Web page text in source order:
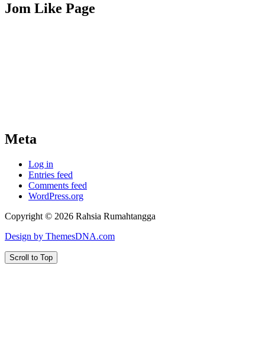
Jom Like Page
Meta
Log in
Entries feed
Comments feed
WordPress.org
Copyright © 2026 Rahsia Rumahtangga
Design by ThemesDNA.com
Scroll to Top